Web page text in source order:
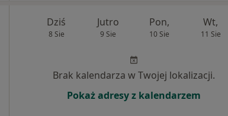
Dziś
8 Sie
Jutro
9 Sie
Pon,
10 Sie
Wt,
11 Sie
Brak kalendarza w Twojej lokalizacji.
Pokaż adresy z kalendarzem